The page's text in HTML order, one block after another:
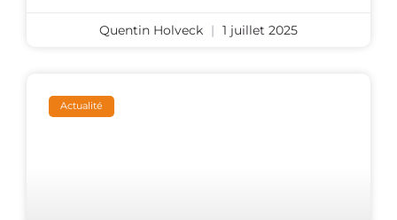
Quentin Holveck 1 juillet 2025
Actualité